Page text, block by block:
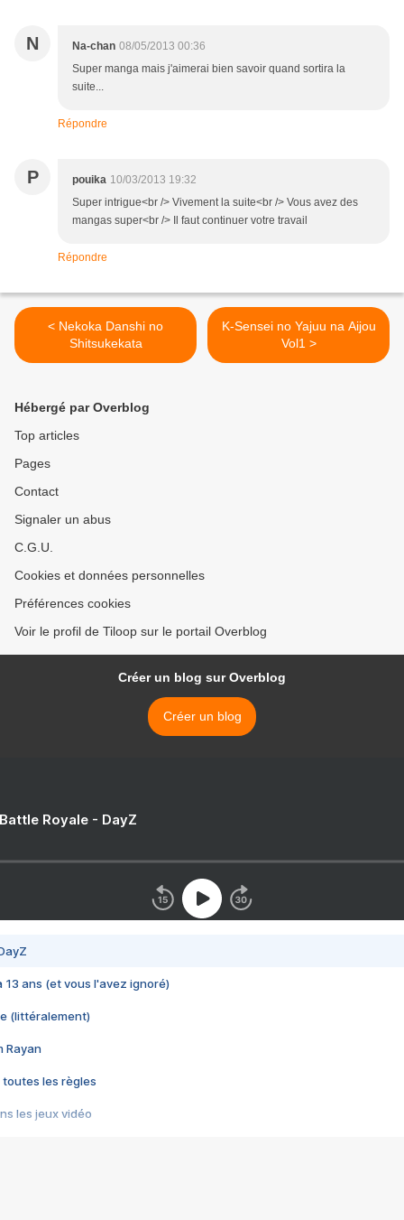
N Na-chan 08/05/2013 00:36
Super manga mais j'aimerai bien savoir quand sortira la
suite...
Répondre
P pouika 10/03/2013 19:32
Super intrigue<br /> Vivement la suite<br /> Vous avez des
mangas super<br /> Il faut continuer votre travail
Répondre
< Nekoka Danshi no
Shitsukekata
K-Sensei no Yajuu na Aijou
Vol1 >
Hébergé par Overblog
Top articles
Pages
Contact
Signaler un abus
C.G.U.
Cookies et données personnelles
Préférences cookies
Voir le profil de Tiloop sur le portail Overblog
Créer un blog sur Overblog
Créer un blog
Royale - DayZ
13 ans (et vous l'avez ignoré)
(littéralement)
Rayan
toutes les règles
les jeux vidéo